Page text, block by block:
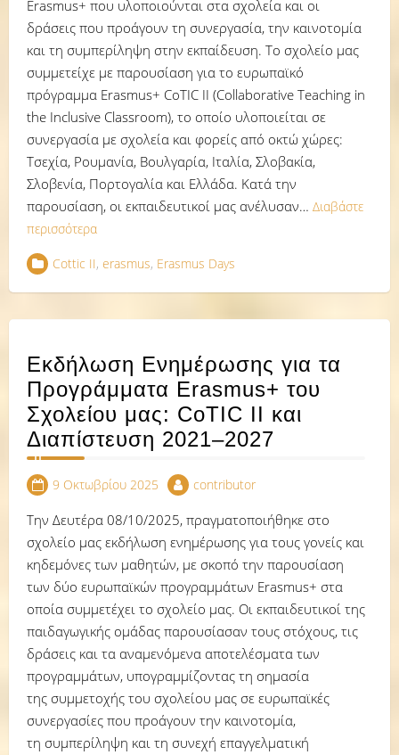
Erasmus+ που υλοποιούνται στα σχολεία και οι
δράσεις που προάγουν τη συνεργασία, την καινοτομία
και τη συμπερίληψη στην εκπαίδευση. Το σχολείο μας
συμμετείχε με παρουσίαση για το ευρωπαϊκό
πρόγραμμα Erasmus+ CoTIC II (Collaborative Teaching in
the Inclusive Classroom), το οποίο υλοποιείται σε
συνεργασία με σχολεία και φορείς από οκτώ χώρες:
Τσεχία, Ρουμανία, Βουλγαρία, Ιταλία, Σλοβακία,
Σλοβενία, Πορτογαλία και Ελλάδα. Κατά την
παρουσίαση, οι εκπαιδευτικοί μας ανέλυσαν… Διαβάστε
περισσότερα
Cottic II, erasmus, Erasmus Days
Εκδήλωση Ενημέρωσης για τα
Προγράμματα Erasmus+ του
Σχολείου μας: CoTIC II και
Διαπίστευση 2021–2027
9 Οκτωβρίου 2025 contributor
Την Δευτέρα 08/10/2025, πραγματοποιήθηκε στο
σχολείο μας εκδήλωση ενημέρωσης για τους γονείς και
κηδεμόνες των μαθητών, με σκοπό την παρουσίαση
των δύο ευρωπαϊκών προγραμμάτων Erasmus+ στα
οποία συμμετέχει το σχολείο μας. Οι εκπαιδευτικοί της
παιδαγωγικής ομάδας παρουσίασαν τους στόχους, τις
δράσεις και τα αναμενόμενα αποτελέσματα των
προγραμμάτων, υπογραμμίζοντας τη σημασία
της συμμετοχής του σχολείου μας σε ευρωπαϊκές
συνεργασίες που προάγουν την καινοτομία,
τη συμπερίληψη και τη συνεχή επαγγελματική